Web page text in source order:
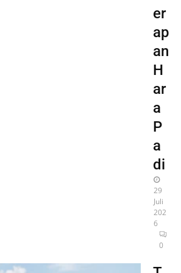
er
ap
an
H
ar
a
P
a
di
29
Juli
202
6
0